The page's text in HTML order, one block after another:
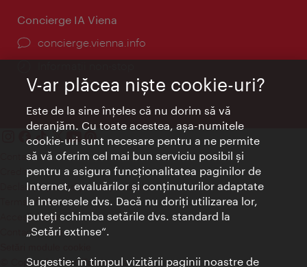
Concierge IA Viena
concierge.vienna.info
Contact
Credits
Declaraţie privind protecţia datelor
Terms of Use
Accesibilitate
Contact presa
© Copyright Wien Tourismus
V-ar plăcea nişte cookie-uri?
Este de la sine înţeles că nu dorim să vă
deranjăm. Cu toate acestea, aşa-numitele
cookie-uri sunt necesare pentru a ne permite
să vă oferim cel mai bun serviciu posibil şi
pentru a asigura funcţionalitatea paginilor de
Internet, evaluărilor şi conţinuturilor adaptate
la interesele dvs. Dacă nu doriţi utilizarea lor,
puteţi schimba setările dvs. standard la
„Setări extinse“.
Sugestie: în timpul vizitării paginii noastre de